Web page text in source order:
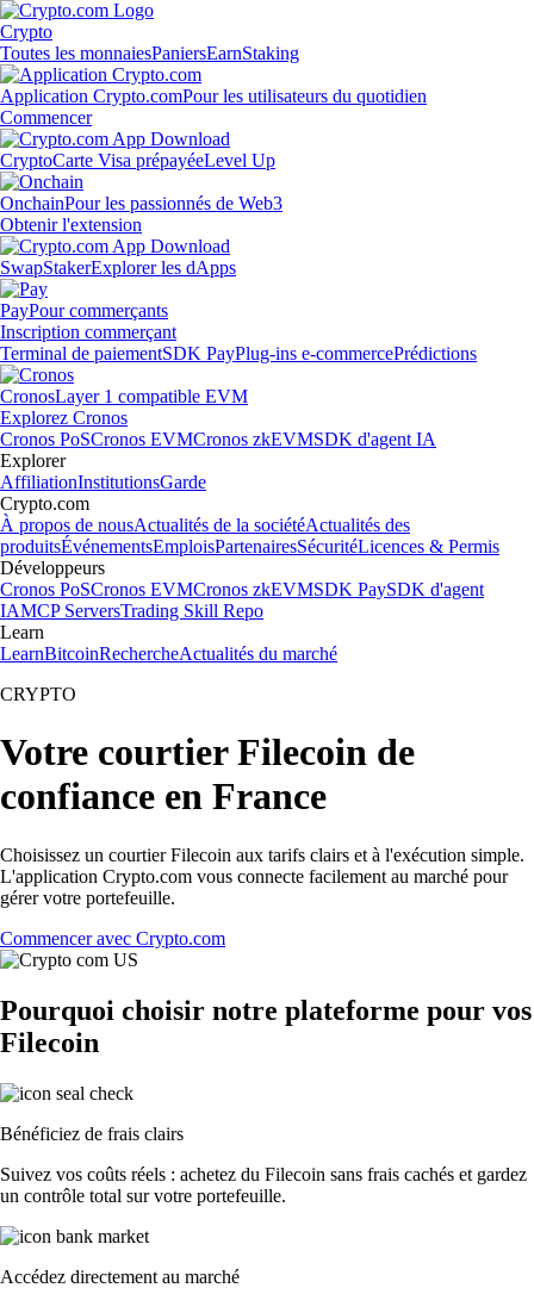
Crypto
Toutes les monnaiesPaniersEarnStaking
Application Crypto.comPour les utilisateurs du quotidien
Commencer
CryptoCarte Visa prépayéeLevel Up
OnchainPour les passionnés de Web3
Obtenir l'extension
SwapStakerExplorer les dApps
PayPour commerçants
Inscription commerçant
Terminal de paiementSDK PayPlug-ins e-commercePrédictions
CronosLayer 1 compatible EVM
Explorez Cronos
Cronos PoSCronos EVMCronos zkEVMSDK d'agent IA
Explorer
AffiliationInstitutionsGarde
Crypto.com
À propos de nousActualités de la sociétéActualités des
produitsÉvénementsEmploisPartenairesSécuritéLicences & Permis
Développeurs
Cronos PoSCronos EVMCronos zkEVMSDK PaySDK d'agent
IAMCP ServersTrading Skill Repo
Learn
LearnBitcoinRechercheActualités du marché
CRYPTO
Votre courtier Filecoin de
confiance en France
Choisissez un courtier Filecoin aux tarifs clairs et à l'exécution simple.
L'application Crypto.com vous connecte facilement au marché pour
gérer votre portefeuille.
Commencer avec Crypto.com
Pourquoi choisir notre plateforme pour vos
Filecoin
Bénéficiez de frais clairs
Suivez vos coûts réels : achetez du Filecoin sans frais cachés et gardez
un contrôle total sur votre portefeuille.
Accédez directement au marché